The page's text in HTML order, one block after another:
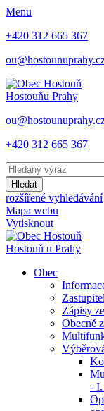
Menu
+420 312 665 367
Hostouňu Prahy
+420 312 665 367
Hledat
rozšířené vyhledávání
Mapa webu
Vytisknout
Hostouň u Prahy
Obec
Zápisy
Obecně
- I.